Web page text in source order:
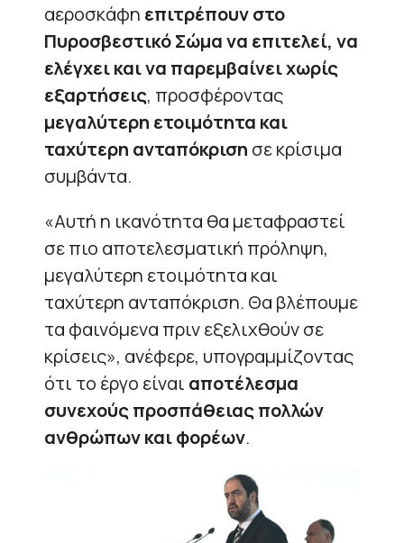
αεροσκάφη επιτρέπουν στο
Πυροσβεστικό Σώμα να επιτελεί, να
ελέγχει και να παρεμβαίνει χωρίς
εξαρτήσεις, προσφέροντας
μεγαλύτερη ετοιμότητα και
ταχύτερη ανταπόκριση σε κρίσιμα
συμβάντα.
«Αυτή η ικανότητα θα μεταφραστεί
σε πιο αποτελεσματική πρόληψη,
μεγαλύτερη ετοιμότητα και
ταχύτερη ανταπόκριση. Θα βλέπουμε
τα φαινόμενα πριν εξελιχθούν σε
κρίσεις», ανέφερε, υπογραμμίζοντας
ότι το έργο είναι αποτέλεσμα
συνεχούς προσπάθειας πολλών
ανθρώπων και φορέων.